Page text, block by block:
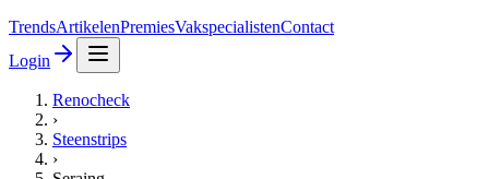
TrendsArtikelenPremiesVakspecialistenContact
Login
Renocheck
›
Steenstrips
›